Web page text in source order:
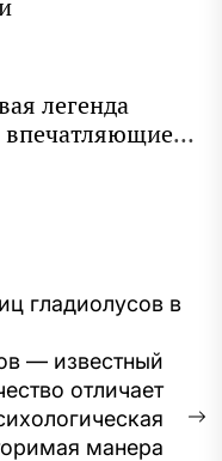
легенда
впечатляющие
жизнь
гладиолусов в
— известный
отличает
манерa